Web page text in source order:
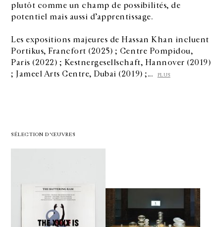
plutôt comme un champ de possibilités, de
potentiel mais aussi d’apprentissage.
Les expositions majeures de Hassan Khan incluent
Portikus, Francfort (2025) ; Centre Pompidou,
Paris (2022) ; Kestnergesellschaft, Hannover (2019)
; Jameel Arts Centre, Dubai (2019) ;...
PLUS
SÉLECTION D'ŒUVRES